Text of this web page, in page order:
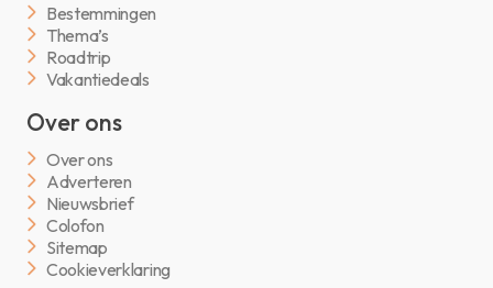
Bestemmingen
Thema’s
Roadtrip
Vakantiedeals
Over ons
Over ons
Adverteren
Nieuwsbrief
Colofon
Sitemap
Cookieverklaring